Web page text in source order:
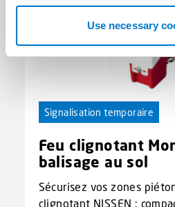
Use necessary
Signalisation temporaire
Feu clignotant
balisage au sol
Sécurisez vos zones
clignotant NISSEN :